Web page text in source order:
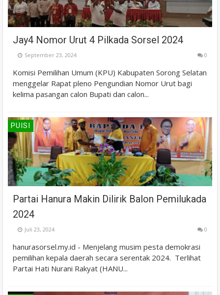
Jay4 Nomor Urut 4 Pilkada Sorsel 2024
September 23, 2024 0
Komisi Pemilihan Umum (KPU) Kabupaten Sorong Selatan
menggelar Rapat pleno Pengundian Nomor Urut bagi
kelima pasangan calon Bupati dan calon...
PUISI
Partai Hanura Makin Dilirik Balon Pemilukada
2024
Juli 23, 2024 0
hanurasorsel.my.id - Menjelang musim pesta demokrasi
pemilihan kepala daerah secara serentak 2024. Terlihat
Partai Hati Nurani Rakyat (HANU...